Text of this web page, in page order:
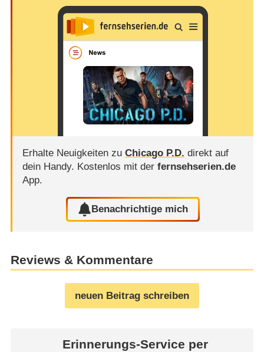
Erhalte Neuigkeiten zu Chicago P.D. direkt auf
dein Handy. Kostenlos mit der fernsehserien.de
App.
Benachrichtige mich
Reviews & Kommentare
neuen Beitrag schreiben
Erinnerungs-Service per